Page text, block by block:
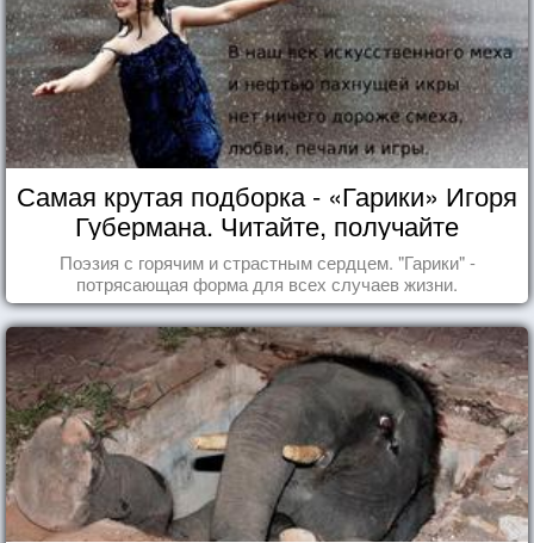
Самая крутая подборка - «Гарики» Игоря
Губермана. Читайте, получайте
удовольствие!
Поэзия с горячим и страстным сердцем. "Гарики" -
потрясающая форма для всех случаев жизни.